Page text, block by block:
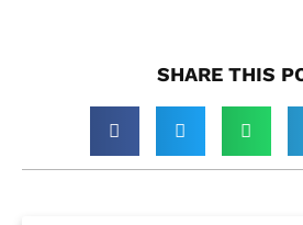
SHARE THIS